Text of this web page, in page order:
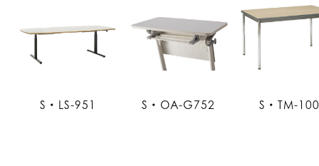
S・LS-951 S・OA-G752 S・TM-100